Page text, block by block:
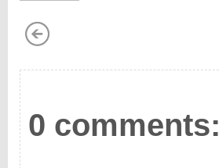
0 comments: